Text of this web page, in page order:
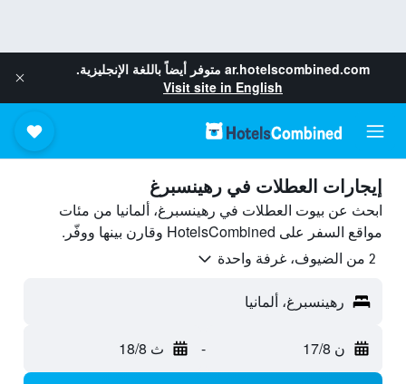
ar.hotelscombined.com متوفر أيضاً باللغة الإنجليزية.
Visit site in English
إيجارات العطلات في رهينسبرغ
ابحث عن بيوت العطلات في رهينسبرغ، ألمانيا من مئات
مواقع السفر على HotelsCombined وقارن بينها ووفّر.
2 من الضيوف، غرفة واحدة
رهينسبرغ، ألمانيا
ن 17/8 - ث 18/8